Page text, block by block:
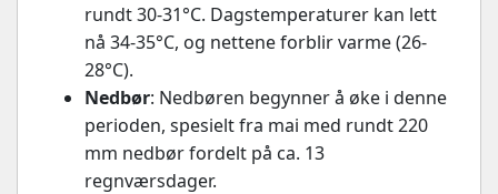
rundt 30-31°C. Dagstemperaturer kan lett
nå 34-35°C, og nettene forblir varme (26-
28°C).
Nedbør: Nedbøren begynner å øke i denne
perioden, spesielt fra mai med rundt 220
mm nedbør fordelt på ca. 13
regnværsdager.